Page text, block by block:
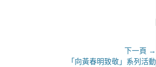
下一頁 →
「向黃春明致敬」系列活動